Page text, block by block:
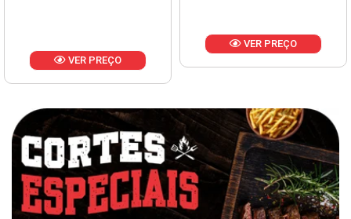
VER PREÇO
VER PREÇO